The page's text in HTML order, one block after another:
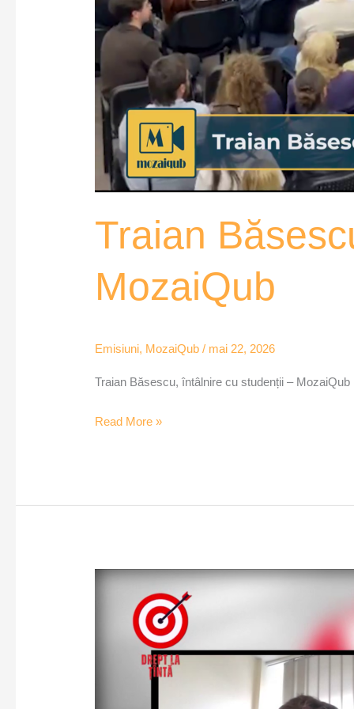
Traian
MozaiQub
Emisiuni, MozaiQub / mai 22, 2026
Traian Băsescu, întâlnire cu studenții – MozaiQub
Read More »
Cutremur
democratic
democrației”